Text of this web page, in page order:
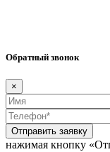
Обратный звонок
×
Отправить заявку
нажимая кнопку